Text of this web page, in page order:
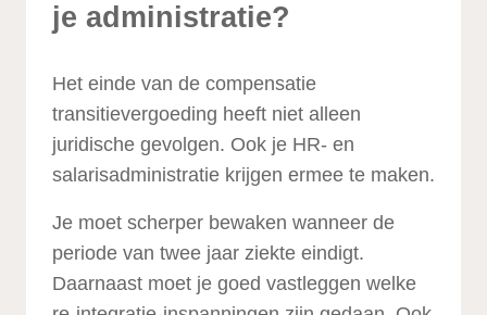
je administratie?
Het einde van de compensatie
transitievergoeding heeft niet alleen
juridische gevolgen. Ook je HR- en
salarisadministratie krijgen ermee te maken.
Je moet scherper bewaken wanneer de
periode van twee jaar ziekte eindigt.
Daarnaast moet je goed vastleggen welke